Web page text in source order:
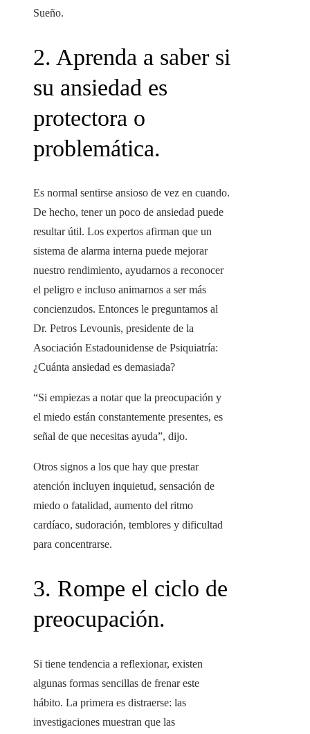
Sueño.
2. Aprenda a saber si
su ansiedad es
protectora o
problemática.
Es normal sentirse ansioso de vez en cuando.
De hecho, tener un poco de ansiedad puede
resultar útil. Los expertos afirman que un
sistema de alarma interna puede mejorar
nuestro rendimiento, ayudarnos a reconocer
el peligro e incluso animarnos a ser más
concienzudos. Entonces le preguntamos al
Dr. Petros Levounis, presidente de la
Asociación Estadounidense de Psiquiatría:
¿Cuánta ansiedad es demasiada?
“Si empiezas a notar que la preocupación y
el miedo están constantemente presentes, es
señal de que necesitas ayuda”, dijo.
Otros signos a los que hay que prestar
atención incluyen inquietud, sensación de
miedo o fatalidad, aumento del ritmo
cardíaco, sudoración, temblores y dificultad
para concentrarse.
3. Rompe el ciclo de
preocupación.
Si tiene tendencia a reflexionar, existen
algunas formas sencillas de frenar este
hábito. La primera es distraerse: las
investigaciones muestran que las